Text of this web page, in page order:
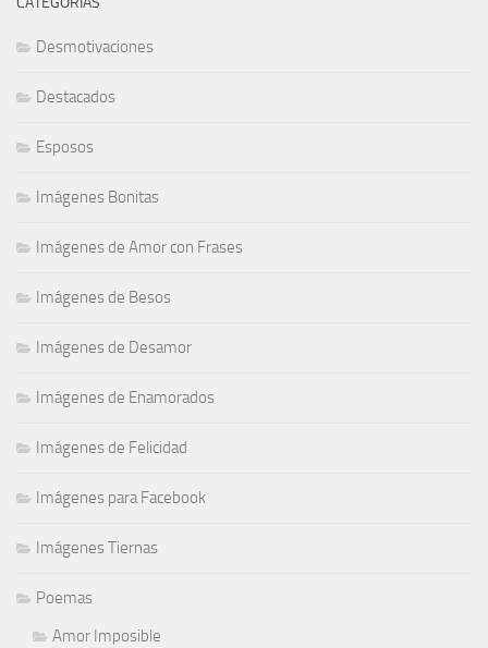
Desmotivaciones
Destacados
Esposos
Imágenes Bonitas
Imágenes de Amor con Frases
Imágenes de Besos
Imágenes de Desamor
Imágenes de Enamorados
Imágenes de Felicidad
Imágenes para Facebook
Imágenes Tiernas
Poemas
Amor Imposible